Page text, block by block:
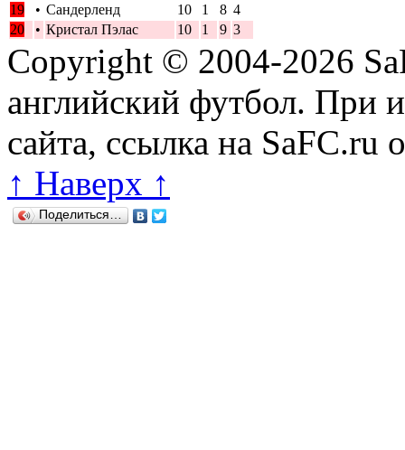
19
• Сандерленд 10 1 8 4
20
• Кристал Пэлас 10 1 9 3
Copyright © 2004-2026
английский футбол. При
сайта, ссылка на SaFC.ru
↑ Наверх ↑
Поделиться…